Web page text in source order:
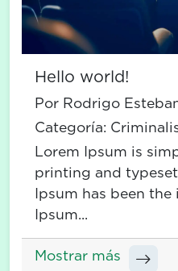
Hello world!
Por Rodrigo
Categoría:
Lorem Ipsum is
printing and
Ipsum has been
Ipsum...
Mostrar más